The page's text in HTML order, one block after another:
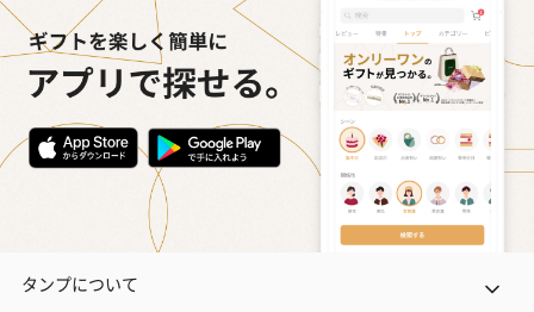
タンプについて